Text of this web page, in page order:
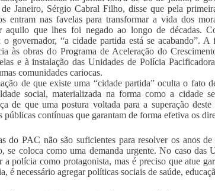
Janeiro, Sérgio Cabral Filho, disse que pela
entram nas favelas para transformar a vida dos
aquilo que lhes foi negado ao longo de décadas.
o governador, “a cidade partida está se acabando”. A
às obras do Programa de Aceleração do
e à instalação das Unidades de Polícia
comunidades cariocas.
de que existe uma “cidade partida” oculta o fato
social, materializada na forma como a cidade
de que uma postura voltada para a superação
públicas contínuas que garantam de forma efetiva os
do PAC não são suficientes para resolver os anos
se coloca como uma demanda urgente. No caso das
a polícia como protagonista, mas é preciso que atue
é necessário agregar políticas sociais de saúde,